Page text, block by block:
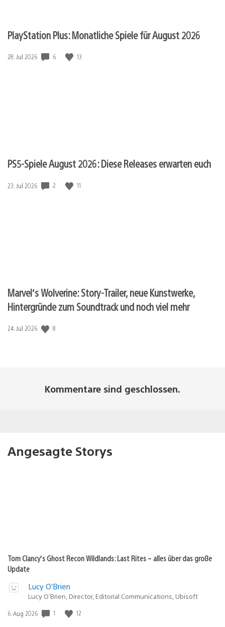
PlayStation Plus: Monatliche Spiele für August 2026
Veröffentlichungsdatum:
28. Jul 2026 6 13
PS5-Spiele August 2026: Diese Releases erwarten euch
Veröffentlichungsdatum:
23. Jul 2026 2 11
Marvel‘s Wolverine: Story-Trailer, neue Kunstwerke,
Hintergründe zum Soundtrack und noch viel mehr
Veröffentlichungsdatum:
24. Jul 2026 8
Kommentare sind geschlossen.
Angesagte Storys
Tom Clancy’s Ghost Recon Wildlands: Last Rites – alles über das große
Update
Lucy O’Brien
Lucy O’Brien, Director, Editorial Communications, Ubisoft
Veröffentlichungsdatum:
6. Aug 2026 1 12